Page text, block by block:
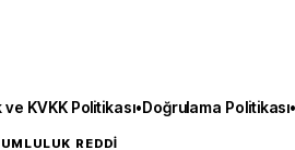
ve KVKK Politikası•Doğrulama Politikası
REDDİ